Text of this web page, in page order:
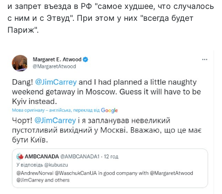
и запрет въезда в РФ "самое худшее, что случалось
с ним и с Этвуд". При этом у них "всегда будет
Париж".